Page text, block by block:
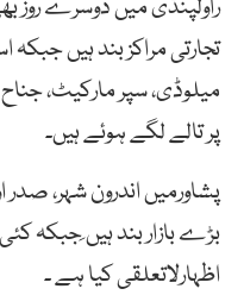
راولپنڈی میں دوسرے روز
تجارتی مراکز بند ہیں جبکہ
میلوڈی، سپر مارکیٹ،
پر تالے لگے ہوئے ہیں۔
پشاورمیں اندرون شہر، صدر
بڑے بازار بند ہیں َجبکہ
اظہارلاتعلقی کیا ہے ۔